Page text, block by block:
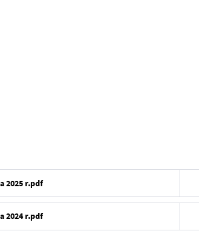
2025 r.pdf
2024 r.pdf